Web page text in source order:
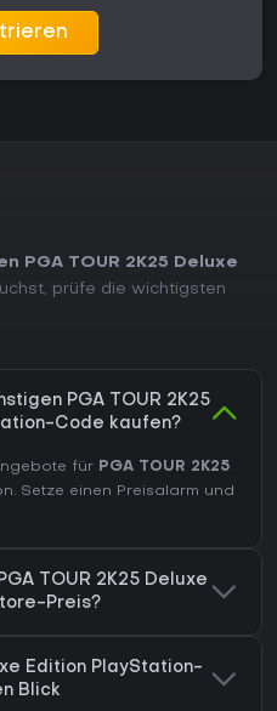
PGA TOUR 2K25 Deluxe
prüfe die wichtigsten
PGA TOUR 2K25
Code kaufen?
für PGA TOUR 2K25
Setze einen Preisalarm und
TOUR 2K25 Deluxe
Preis?
Edition PlayStation-
Blick